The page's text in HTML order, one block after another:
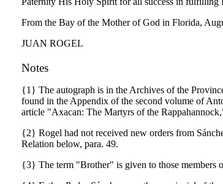
From the Bay of the Mother of God in Florida,
JUAN ROGEL
Notes
{1} The autograph is in the Archives of the
found in the Appendix of the second volume of
article "Axacan: The Martyrs of the
{2} Rogel had not received new orders from
Relation below, para. 49.
{3} The term "Brother" is given to those members